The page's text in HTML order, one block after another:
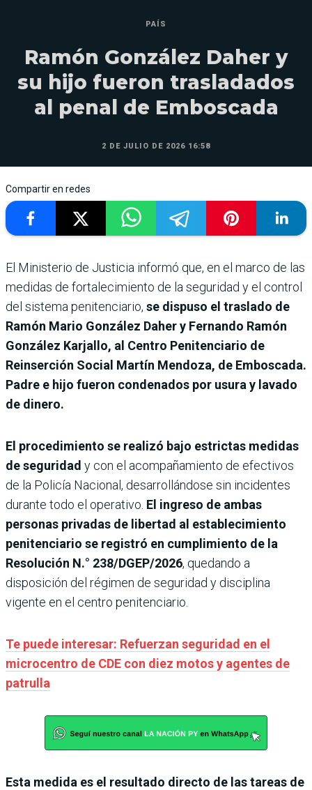
PAÍS
Ramón González Daher y
su hijo fueron trasladados
al penal de Emboscada
2 DE JULIO DE 2026 16:58
Compartir en redes
El Ministerio de Justicia informó que, en el marco de las
medidas de fortalecimiento de la seguridad y el control
del sistema penitenciario, se dispuso el traslado de
Ramón Mario González Daher y Fernando Ramón
González Karjallo, al Centro Penitenciario de
Reinserción Social Martín Mendoza, de Emboscada.
Padre e hijo fueron condenados por usura y lavado
de dinero.
El procedimiento se realizó bajo estrictas medidas
de seguridad y con el acompañamiento de efectivos
de la Policía Nacional, desarrollándose sin incidentes
durante todo el operativo. El ingreso de ambas
personas privadas de libertad al establecimiento
penitenciario se registró en cumplimiento de la
Resolución N.° 238/DGEP/2026, quedando a
disposición del régimen de seguridad y disciplina
vigente en el centro penitenciario.
Te puede interesar: Refuerzan seguridad en el
microcentro de CDE con diez motos y agentes de
patrulla
Esta medida es el resultado directo de las tareas de